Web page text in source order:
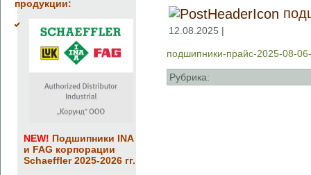
продукции:
NEW! Подшипники INA
и FAG корпорации
Schaeffler 2025-2026 гг.
12.08.2025 |
подшипники-прайс-2025-08-
Рубрика: